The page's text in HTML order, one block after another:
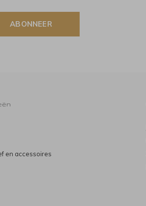
ABONNEER
en accessoires